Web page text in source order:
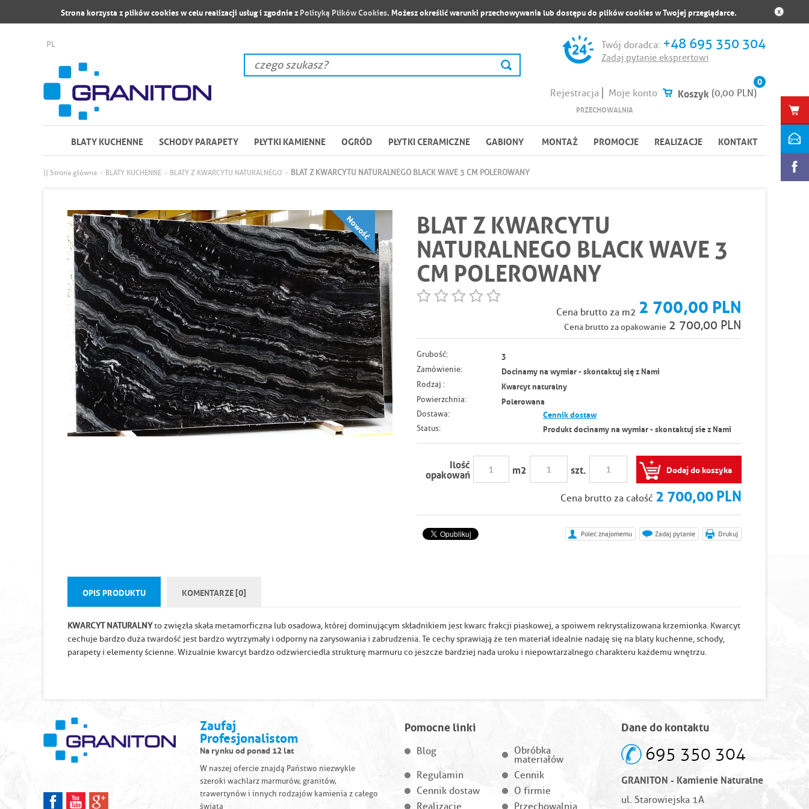
Strona korzysta z plików cookies w celu realizacji usług i zgodnie zPolityką Plików Cookies. Możesz określić warunki przechowywania lub dostępu do plików cookies w Twojej przeglądarce.
PL Twój doradca: +48 695 350 304
Zadaj pytanie eksprertowi
Rejestracja Moje konto Koszyk (0,00 PLN)
0
PRZECHOWALNIA
BLATY KUCHENNE SCHODY PARAPETY PŁYTKI KAMIENNE OGRÓD PŁYTKI CERAMICZNE GABIONY MONTAŻ PROMOCJE REALIZACJE KONTAKT
|| Strona główna - BLATY KUCHENNE - BLATY Z KWARCYTU NATURALNEGO - BLAT Z KWARCYTU NATURALNEGO BLACK WAVE 3 CM POLEROWANY
BLAT Z KWARCYTU
NATURALNEGO BLACK WAVE 3
CM POLEROWANY
Cena brutto za m2 2 700,00 PLN
Cena brutto za opakowanie 2 700,00 PLN
Grubość: 3
Zamówienie: Docinamy na wymiar - skontaktuj się z Nami
Rodzaj : Kwarcyt naturalny
Powierzchnia: Polerowana
Dostawa: Cennik dostaw
Status: Produkt docinamy na wymiar - skontaktuj sie z Nami
Ilość
opakowań m2 szt. Dodaj do koszyka
Cena brutto za całość 2 700,00 PLN
Poleć znajomemu Zadaj pytanie Drukuj
OPIS PRODUKTU KOMENTARZE [0]
KWARCYT NATURALNYto zwięzła skała metamorficzna lub osadowa, której dominującym składnikiem jest kwarc frakcji piaskowej, a spoiwem rekrystalizowana krzemionka. Kwarcyt
cechuje bardzo duża twardość jest bardzo wytrzymały i odporny na zarysowania i zabrudzenia. Te cechy sprawiają że ten materiał idealnie nadaję się na blaty kuchenne, schody,
parapety i elementy ścienne. Wizualnie kwarcyt bardzo odzwierciedla strukturę marmuru co jeszcze bardziej nada uroku i niepowtarzalnego charakteru każdemu wnętrzu.
Zaufaj
Profesjonalistom
Na rynku od ponad 12 lat
W naszej ofercie znajdą Państwo niezwykle
szeroki wachlarz marmurów, granitów,
trawertynów i innych rodzajów kamienia z całego
świata
Pomocne linki
Blog Obróbka
materiałów
Regulamin
Cennik
Cennik dostaw
O firmie
Realizacje
Przechowalnia
Dane do kontaktu
695 350 304
GRANITON - Kamienie Naturalne
ul. Starowiejska 1A